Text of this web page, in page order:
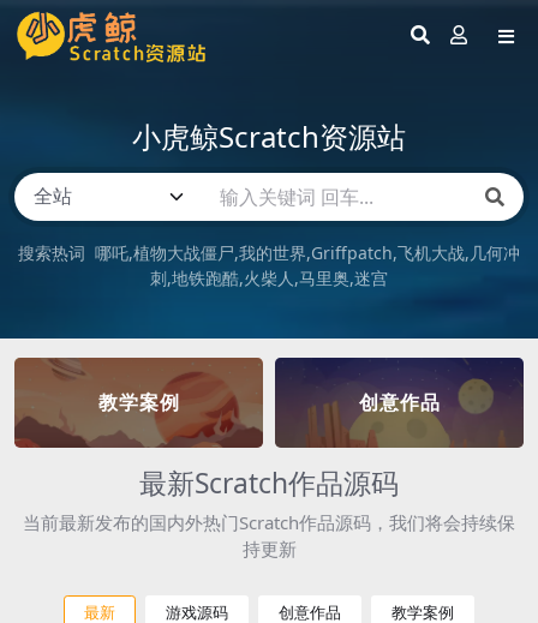
小虎鲸Scratch资源站
搜索热词 哪吒 植物大战僵尸 我的世界 Griffpatch 飞机大战 几何冲
刺 地铁跑酷 火柴人 马里奥 迷宫
教学案例 创意作品
最新Scratch作品源码
当前最新发布的国内外热门Scratch作品源码，我们将会持续保
持更新
最新 游戏源码 创意作品 教学案例